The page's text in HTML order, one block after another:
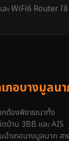
ะ WiFi6 Router ใช้
ภอบางมูลน
ต้องพิจารณาทั้ง
ตบ้าน 3BB และ AIS
อำเภอบางมูลนาก สา